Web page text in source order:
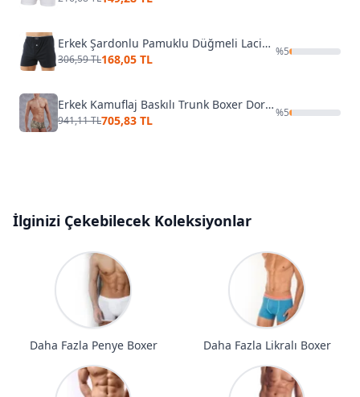
Erkek Şardonlu Pamuklu Düğmeli Lacivert Penye Boxer Özkan 0041
306,59 TL168,05 TL
%5
Erkek Kamuflaj Baskılı Trunk Boxer Doreanse 1745
941,11 TL705,83 TL
%5
İlginizi Çekebilecek Koleksiyonlar
Daha Fazla Penye Boxer Daha Fazla Likralı Boxer